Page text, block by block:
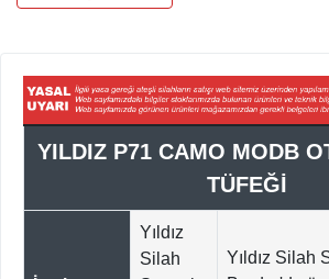
YILDIZ P71 CAMO MODB
TÜFEĞİ
Yıldız
Silah
Yıldız Silah